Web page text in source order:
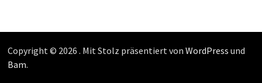
Copyright © 2026 . Mit Stolz präsentiert von WordPress und
Bam.